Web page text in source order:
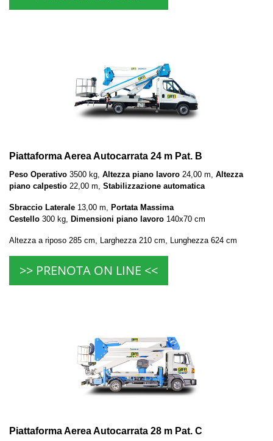
Piattaforma Aerea Autocarrata 24 m Pat. B
Peso Operativo 3500 kg, Altezza piano lavoro 24,00 m, Altezza
piano calpestio 22,00 m, Stabilizzazione automatica
Sbraccio Laterale 13,00 m, Portata Massima
Cestello 300 kg, Dimensioni piano lavoro 140x70 cm
Altezza a riposo 285 cm, Larghezza 210 cm, Lunghezza 624 cm
>> PRENOTA ON LINE <<
Piattaforma Aerea Autocarrata 28 m Pat. C